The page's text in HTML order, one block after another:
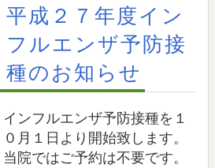
平成２７年度イン
フルエンザ予防接
種のお知らせ
インフルエンザ予防接種を１
０月１日より開始致します。
当院ではご予約は不要です。